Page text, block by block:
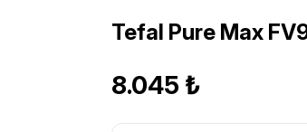
Tefal Pure Max
8.045 ₺